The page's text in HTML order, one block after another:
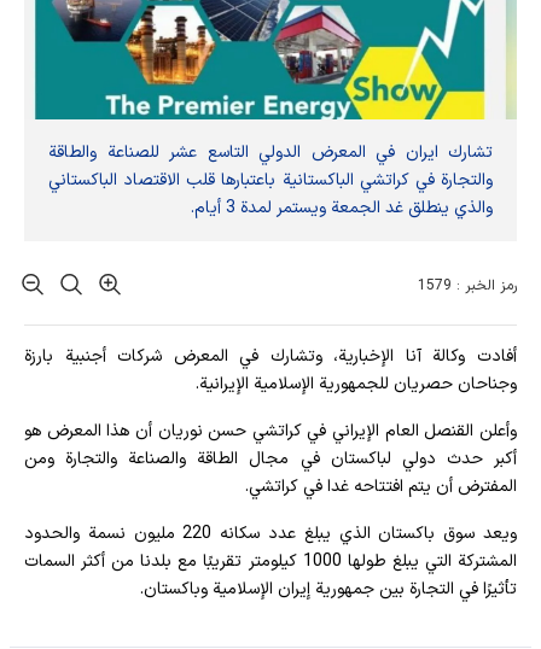
تشارك ايران في المعرض الدولي التاسع عشر للصناعة والطاقة
والتجارة في كراتشي الباكستانية باعتبارها قلب الاقتصاد الباكستاني
والذي ينطلق غد الجمعة ويستمر لمدة 3 أيام.
رمز الخبر : 1579
أفادت وکالة آنا الإخباریة، وتشارك في المعرض شركات أجنبية بارزة
وجناحان حصريان للجمهورية الإسلامية الإيرانية.
وأعلن القنصل العام الإيراني في كراتشي حسن نوريان أن هذا المعرض هو
أكبر حدث دولي لباكستان في مجال الطاقة والصناعة والتجارة ومن
المفترض أن يتم افتتاحه غدا في كراتشي.
ويعد سوق باكستان الذي يبلغ عدد سكانه 220 مليون نسمة والحدود
المشتركة التي يبلغ طولها 1000 كيلومتر تقريبًا مع بلدنا من أكثر السمات
تأثيرًا في التجارة بين جمهورية إيران الإسلامية وباكستان.